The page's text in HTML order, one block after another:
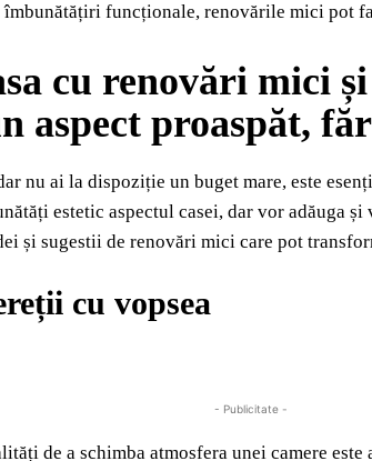
funcționale, renovările mici pot
cu renovări mici
aspect proaspăt,
nu ai la dispoziție un buget mare, este
estetic aspectul casei, dar vor adăuga
și sugestii de renovări mici care pot
cu vopsea
- Publicitate -
de a schimba atmosfera unei camere